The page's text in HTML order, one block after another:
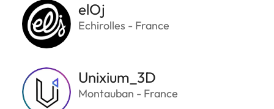
elOj
Echirolles - France
Unixium_3D
Montauban - France